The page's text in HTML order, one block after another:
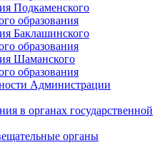
Подкаменского
образования
Баклашинского
образования
Шаманского
образования
Администрации
в органах государственной
органы